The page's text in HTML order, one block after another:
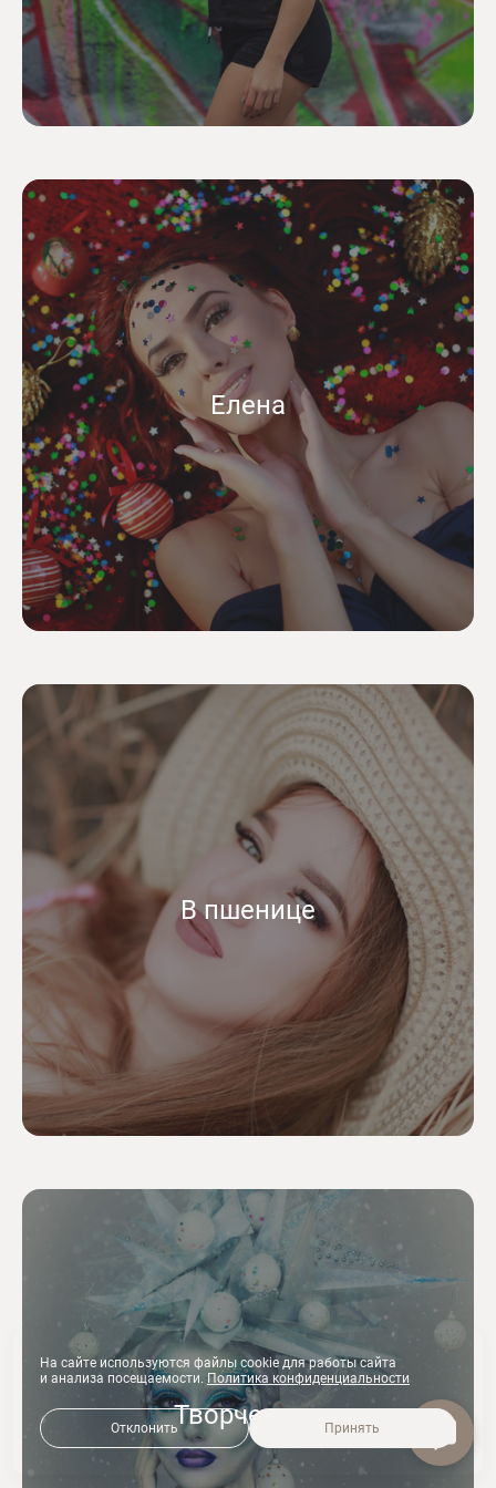
Елена
В пшенице
Творчество
На сайте используются файлы cookie для работы сайта
и анализа посещаемости.Политика конфиденциальности
Отклонить Принять